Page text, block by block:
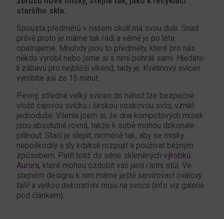
staršího skla.
Spousta předmětů v našem okolí má svou duši. Snad
právě proto je máme tak rádi a věrně je po léta
opatrujeme. Mnohdy jsou to předměty, které pro nás
někdo vyrobil nebo jsme si s nimi pohráli sami. Hledáte-
li zábavu pro nejbližší víkend, tady je. Květinový svícen
vyrobíte asi za 15 minut.
Pevný, středně velký svícen do něhož lze bezpečně
vložit čajovou svíčku i širokou voskovou svíci, vznikl
jednoduše. Všimla jsem si, že dna kompotových misek
jsou absolutně rovná, takže k sobě mohou dokonale
přilnout. Stačí je slepit, nicméně tak, aby se misky
nepoškodily a šly kdykoli rozpojit a používat běžným
způsobem. Patří totiž do série skleněných výrobků
Aurora, které mohou ozdobit váš jarní i letní stůl. Ve
stejném designu k nim máme ještě servírovací oválový
talířa velkou dekorativní mísu na ovoce (info viz galerie
pod článkem).